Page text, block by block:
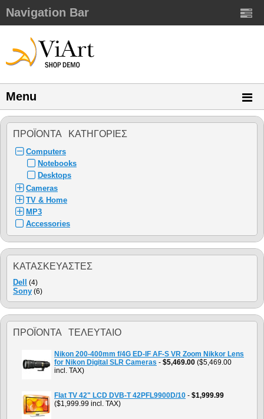
Navigation Bar
Menu
ΠΡΟΪΌΝΤΑ ΚΑΤΗΓΌΡΙΕΣ
Computers
Notebooks
Desktops
Cameras
TV & Home
MP3
Accessories
ΚΑΤΑΣΚΕΥΑΣΤΈΣ
Dell (4)
Sony (6)
ΠΡΟΪΌΝΤΑ ΤΕΛΕΥΤΑΊΟ
Nikon 200-400mm f/4G ED-IF AF-S VR Zoom Nikkor Lens
for Nikon Digital SLR Cameras - $5,469.00 ($5,469.00
incl. TAX)
Flat TV 42" LCD DVB-T 42PFL9900D/10 - $1,999.99
($1,999.99 incl. TAX)